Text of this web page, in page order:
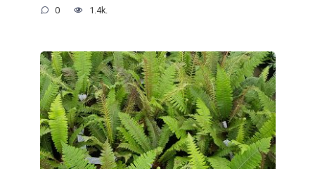
0 1.4k.